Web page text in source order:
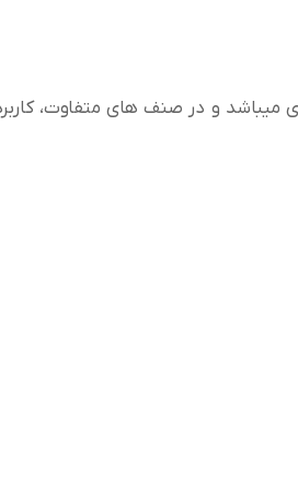
میباشد و در صنف های متفاوت،